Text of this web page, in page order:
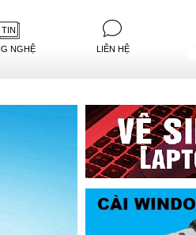
TIN
NGHỆ
LIÊN HỆ